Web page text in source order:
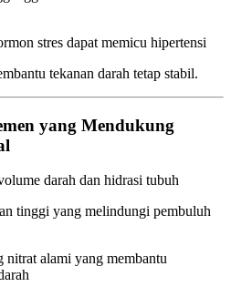
stres dapat memicu hipertensi
tekanan darah tetap stabil.
yang Mendukung
darah dan hidrasi tubuh
tinggi yang melindungi pembuluh
alami yang membantu